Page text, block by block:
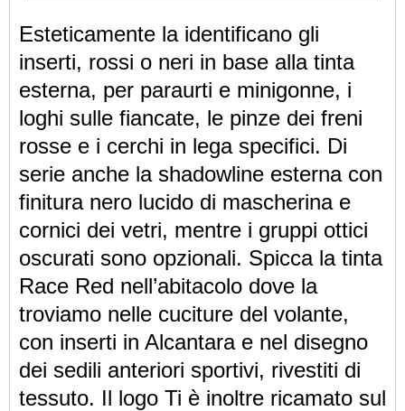
Esteticamente la identificano gli
inserti, rossi o neri in base alla tinta
esterna, per paraurti e minigonne, i
loghi sulle fiancate, le pinze dei freni
rosse e i cerchi in lega specifici. Di
serie anche la shadowline esterna con
finitura nero lucido di mascherina e
cornici dei vetri, mentre i gruppi ottici
oscurati sono opzionali. Spicca la tinta
Race Red nell’abitacolo dove la
troviamo nelle cuciture del volante,
con inserti in Alcantara e nel disegno
dei sedili anteriori sportivi, rivestiti di
tessuto. Il logo Ti è inoltre ricamato sul